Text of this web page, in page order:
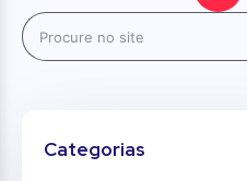
Search
Categorias